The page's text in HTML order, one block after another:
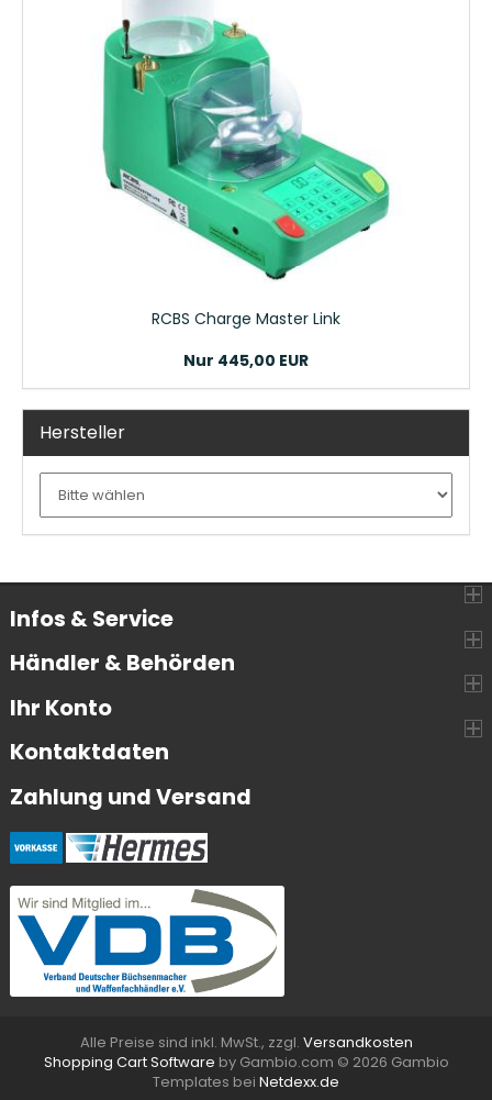
RCBS Charge Master Link
Nur 445,00 EUR
Hersteller
Infos & Service
Händler & Behörden
Ihr Konto
Kontaktdaten
Zahlung und Versand
Alle Preise sind inkl. MwSt., zzgl. Versandkosten
Shopping Cart Software by Gambio.com © 2026 Gambio
Templates bei Netdexx.de